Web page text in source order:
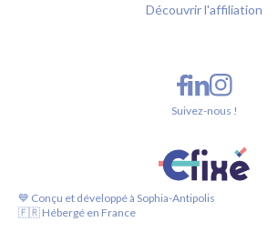
Découvrir l'affiliation
💙 Conçu et développé à Sophia-Antipolis
🇫🇷 Hébergé en France
Suivez-nous !